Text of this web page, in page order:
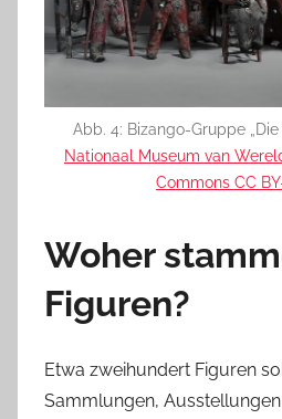
Abb. 4: Bizango-Gruppe
Nationaal Museum van
Commons CC
Woher
Figuren?
Etwa zweihundert Figuren
Sammlungen,